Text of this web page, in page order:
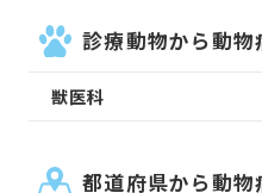
診療動物から動物
獣医科
都道府県から動物